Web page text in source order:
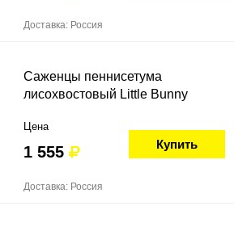
Доставка: Россия
Саженцы пеннисетума
лисохвостовый Little Bunny
Цена
1 555 Купить
Доставка: Россия